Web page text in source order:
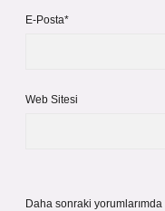
E-Posta*
Web Sitesi
Daha sonraki